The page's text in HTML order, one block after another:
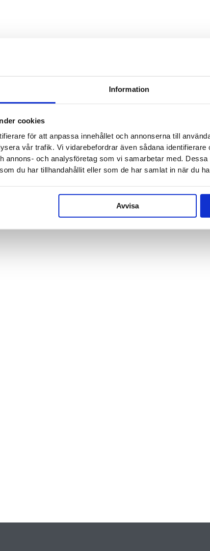
Information
cookies
för att anpassa innehållet och annonserna till
vår trafik. Vi vidarebefordrar även sådana identifierare
annons- och analysföretag som vi samarbetar med.
du har tillhandahållit eller som de har samlat in när du
Avvisa